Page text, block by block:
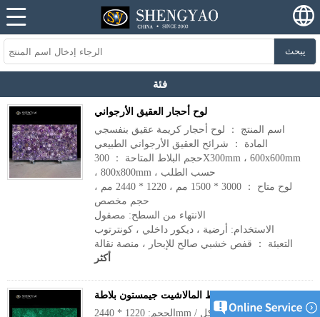
يبحث
فئة
لوح أحجار العقيق الأرجواني
اسم المنتج ： لوح أحجار كريمة عقيق بنفسجي
المادة ： شرائح العقيق الأرجواني الطبيعي
حجم البلاط المتاحة ： 300X300mm ، 600x600mm
، 800x800mm ، حسب الطلب
لوح متاح ： 3000 * 1500 مم ، 1220 * 2440 مم ،
حجم مخصص
الانتهاء من السطح: مصقول
الاستخدام: أرضية ، ديكور داخلي ، كونترتوب
التعبئة ： قفص خشبي صالح للإبحار ، منصة نقالة
أكثر
زهرة نمط المالاشيت جيمستون بلاطة
الحجم: 1220 * 2440mm / حجم مخصص وشكل